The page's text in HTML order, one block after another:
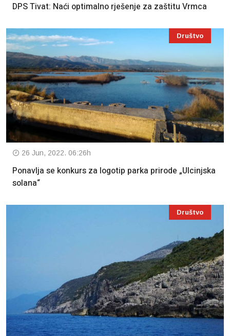
DPS Tivat: Naći optimalno rješenje za zaštitu Vrmca
Društvo
26 Jun, 2022. 06:26h
Ponavlja se konkurs za logotip parka prirode „Ulcinjska
solana“
Društvo